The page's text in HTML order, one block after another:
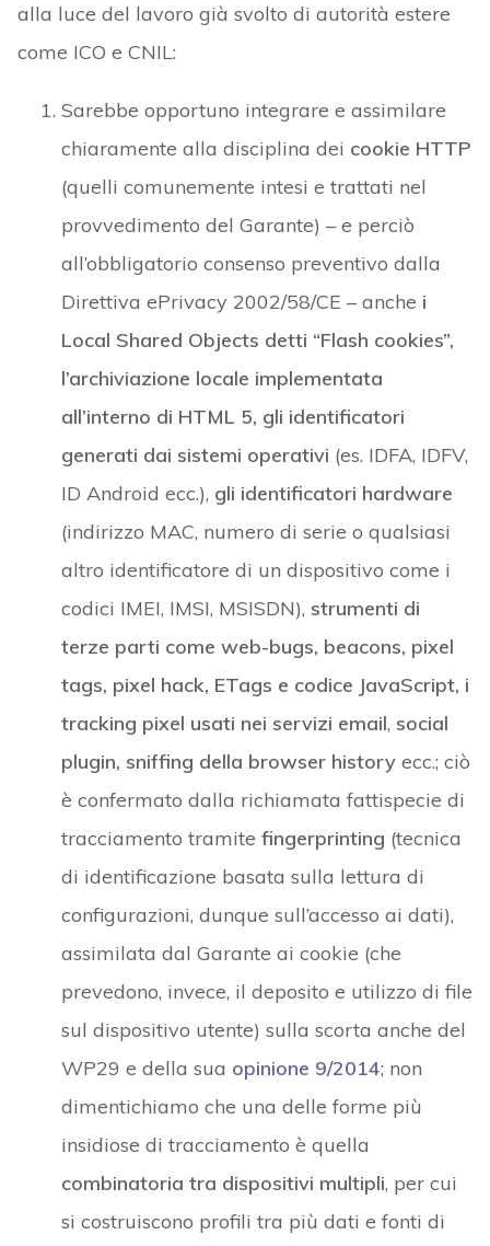
alla luce del lavoro già svolto di autorità estere
come ICO e CNIL:
Sarebbe opportuno integrare e assimilare
chiaramente alla disciplina dei cookie HTTP
(quelli comunemente intesi e trattati nel
provvedimento del Garante) – e perciò
all’obbligatorio consenso preventivo dalla
Direttiva ePrivacy 2002/58/CE – anche i
Local Shared Objects detti “Flash cookies”,
l’archiviazione locale implementata
all’interno di HTML 5, gli identificatori
generati dai sistemi operativi (es. IDFA, IDFV,
ID Android ecc.), gli identificatori hardware
(indirizzo MAC, numero di serie o qualsiasi
altro identificatore di un dispositivo come i
codici IMEI, IMSI, MSISDN), strumenti di
terze parti come web-bugs, beacons, pixel
tags, pixel hack, ETags e codice JavaScript, i
tracking pixel usati nei servizi email, social
plugin, sniffing della browser historyecc.; ciò
è confermato dalla richiamata fattispecie di
tracciamento tramite fingerprinting (tecnica
di identificazione basata sulla lettura di
configurazioni, dunque sull’accesso ai dati),
assimilata dal Garante ai cookie (che
prevedono, invece, il deposito e utilizzo di file
sul dispositivo utente) sulla scorta anche del
WP29 e della sua opinione 9/2014; non
dimentichiamo che una delle forme più
insidiose di tracciamento è quella
combinatoria tra dispositivi multipli, per cui
si costruiscono profili tra più dati e fonti di